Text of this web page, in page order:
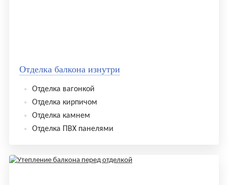
Отделка балкона изнутри
Отделка вагонкой
Отделка кирпичом
Отделка камнем
Отделка ПВХ панелями